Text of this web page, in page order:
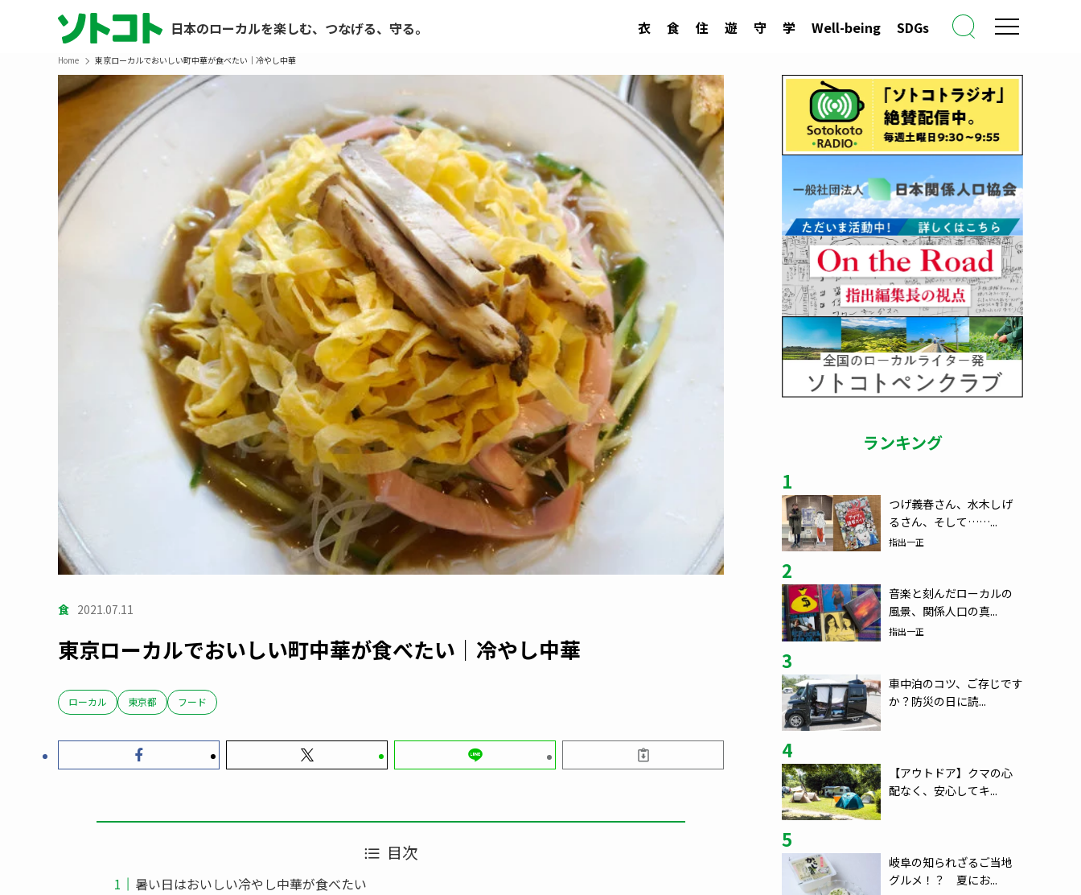
日本のローカルを楽しむ、つなげる、守る。 衣 食 住 遊 守 学 Well-being SDGs
Home 東京ローカルでおいしい町中華が食べたい｜冷やし中華
食 2021.07.11
東京ローカルでおいしい町中華が食べたい｜冷やし中華
ローカル 東京都 フード
目次
暑い日はおいしい冷やし中華が食べたい
ランキング
1
つげ義春さん、水木しげ
るさん、そして……...
指出一正
2
音楽と刻んだローカルの
風景、関係人口の真...
指出一正
3
車中泊のコツ、ご存じです
か？防災の日に読...
4
【アウトドア】クマの心
配なく、安心してキ...
5
岐阜の知られざるご当地
グルメ！？ 夏にお...